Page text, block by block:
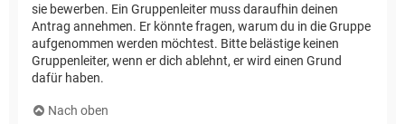
sie bewerben. Ein Gruppenleiter muss daraufhin deinen
Antrag annehmen. Er könnte fragen, warum du in die Gruppe
aufgenommen werden möchtest. Bitte belästige keinen
Gruppenleiter, wenn er dich ablehnt, er wird einen Grund
dafür haben.
Nach oben